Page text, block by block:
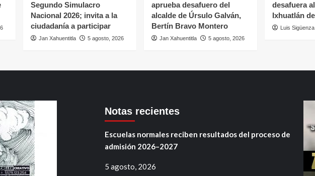
Segundo Simulacro
Nacional 2026; invita a la
ciudadanía a participar
Jan Xahuentitla 5 agosto, 2026
aprueba desafuero del
alcalde de Úrsulo Galván,
Bertín Bravo Montero
Jan Xahuentitla 5 agosto, 2026
desafuera
Ixhuatlán
Luis Sigüenza
Notas recientes
Escuelas normales reciben resultados del proceso de
admisión 2026–2027
5 agosto, 2026